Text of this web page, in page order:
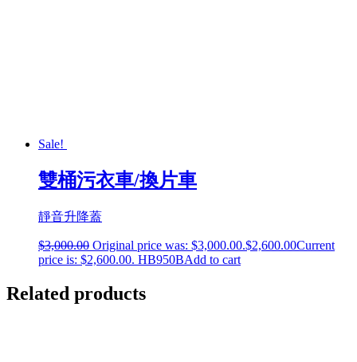
Sale!
雙桶污衣車/換片車
靜音升降蓋
$3,000.00 Original price was: $3,000.00.$2,600.00Current
price is: $2,600.00. HB950BAdd to cart
Related products